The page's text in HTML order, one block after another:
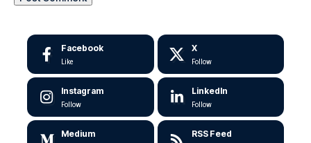
Facebook
Like
X
Follow
Instagram
Follow
LinkedIn
Follow
Medium RSS Feed